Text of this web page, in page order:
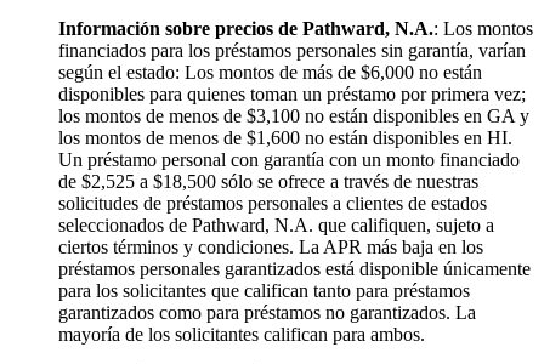
Información sobre precios de Pathward, N.A.: Los montos
financiados para los préstamos personales sin garantía, varían
según el estado: Los montos de más de $6,000 no están
disponibles para quienes toman un préstamo por primera vez;
los montos de menos de $3,100 no están disponibles en GA y
los montos de menos de $1,600 no están disponibles en HI.
Un préstamo personal con garantía con un monto financiado
de $2,525 a $18,500 sólo se ofrece a través de nuestras
solicitudes de préstamos personales a clientes de estados
seleccionados de Pathward, N.A. que califiquen, sujeto a
ciertos términos y condiciones. La APR más baja en los
préstamos personales garantizados está disponible únicamente
para los solicitantes que califican tanto para préstamos
garantizados como para préstamos no garantizados. La
mayoría de los solicitantes califican para ambos.